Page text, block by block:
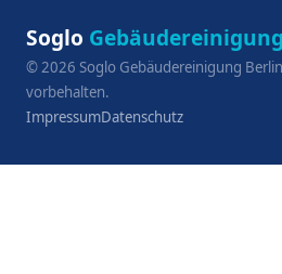
Soglo Gebäudereinigung
©2026 Soglo Gebäudereinigung
vorbehalten.
ImpressumDatenschutz